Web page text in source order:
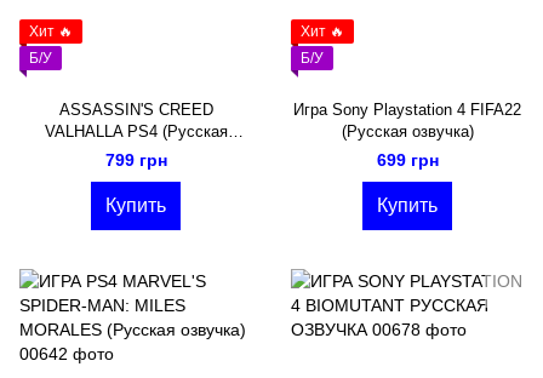
Хит 🔥
Б/У
ASSASSIN'S CREED
VALHALLA PS4 (Русская
озвучка)
799 грн
Купить
Хит 🔥
Б/У
Игра Sony Playstation 4 FIFA22
(Русская озвучка)
699 грн
Купить